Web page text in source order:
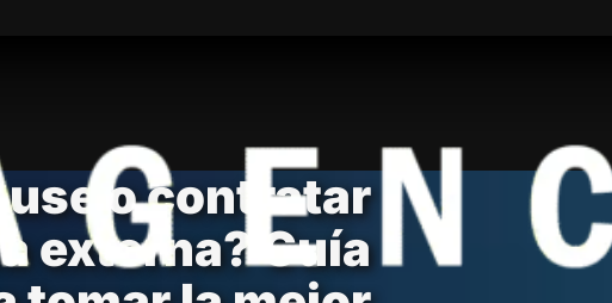
o contratar
externa? Guía